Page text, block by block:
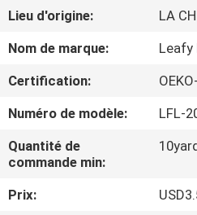
A
PROPOS
DE
VISITE
Lieu d'origine:
LA
Nom de marque:
Leafy
Certification:
Numéro de modèle:
LFL-
Quantité de
commande min:
Prix: